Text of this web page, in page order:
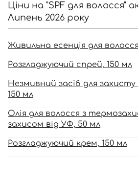
Ціни на "SPF для волосся"
Липень 2026 року
Живильна есенція для
Розгладжуючий спрей, 150 мл
Незмивний засіб для захисту
150 мл
Олія для волосся з
захисом від УФ, 50 мл
Розгладжуючий крем, 150 мл